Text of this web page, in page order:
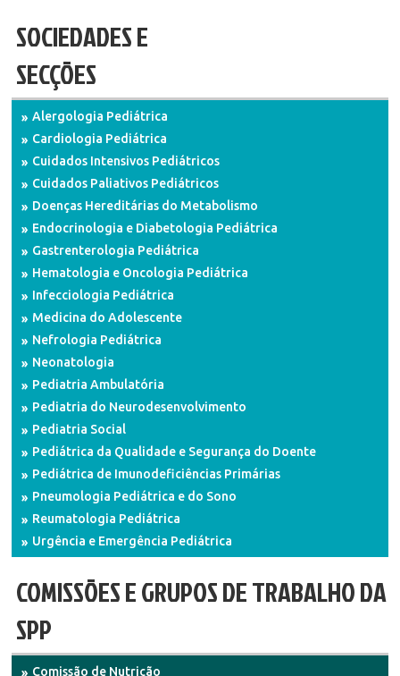
SOCIEDADES E
SECÇÕES
Alergologia Pediátrica
Cardiologia Pediátrica
Cuidados Intensivos Pediátricos
Cuidados Paliativos Pediátricos
Doenças Hereditárias do Metabolismo
Endocrinologia e Diabetologia Pediátrica
Gastrenterologia Pediátrica
Hematologia e Oncologia Pediátrica
Infecciologia Pediátrica
Medicina do Adolescente
Nefrologia Pediátrica
Neonatologia
Pediatria Ambulatória
Pediatria do Neurodesenvolvimento
Pediatria Social
Pediátrica da Qualidade e Segurança do Doente
Pediátrica de Imunodeficiências Primárias
Pneumologia Pediátrica e do Sono
Reumatologia Pediátrica
Urgência e Emergência Pediátrica
COMISSÕES E GRUPOS DE TRABALHO DA
SPP
Comissão de Nutrição